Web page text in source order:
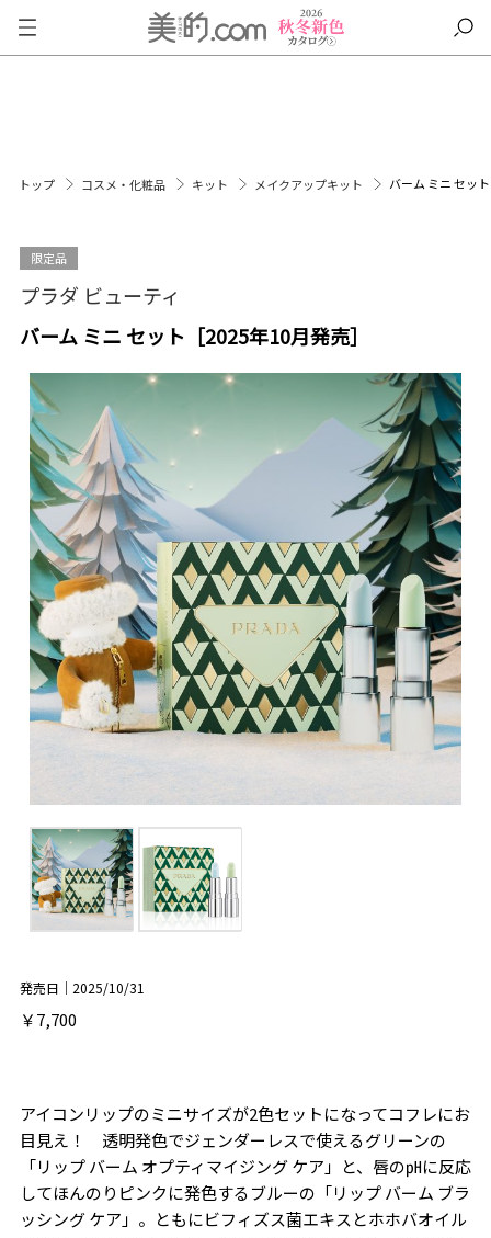
トップ コスメ・化粧品 キット メイクアップキット バーム ミニ セッ
限定品
プラダ ビューティ
バーム ミニ セット［2025年10月発売］
発売日｜2025/10/31
￥7,700
アイコンリップのミニサイズが2色セットになってコフレにお
目見え！ 透明発色でジェンダーレスで使えるグリーンの
「リップ バーム オプティマイジング ケア」と、唇の㏗に反応
してほんのりピンクに発色するブルーの「リップ バーム ブラ
ッシング ケア」。ともにビフィズス菌エキスとホホバオイル